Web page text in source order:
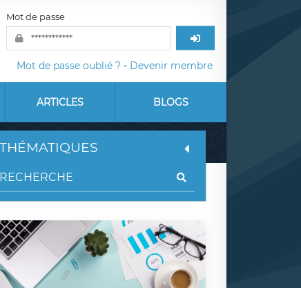
Mot de passe
Mot de passe oublié ? - Devenir membre
ARTICLES BLOGS
THÉMATIQUES